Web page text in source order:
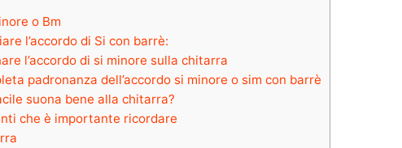
o Bm
l’accordo di Si con barrè:
l’accordo di si minore sulla chitarra
padronanza dell’accordo si minore o sim con barrè
suona bene alla chitarra?
che è importante ricordare